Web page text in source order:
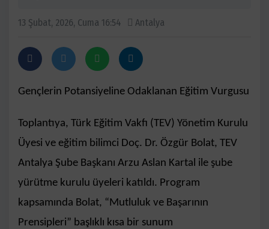
13 Şubat, 2026, Cuma 16:54 Antalya
Gençlerin Potansiyeline Odaklanan Eğitim Vurgusu
Toplantıya, Türk Eğitim Vakfı (TEV) Yönetim Kurulu
Üyesi ve eğitim bilimci Doç. Dr. Özgür Bolat, TEV
Antalya Şube Başkanı Arzu Aslan Kartal ile şube
yürütme kurulu üyeleri katıldı. Program
kapsamında Bolat, “Mutluluk ve Başarının
Prensipleri” başlıklı kısa bir sunum